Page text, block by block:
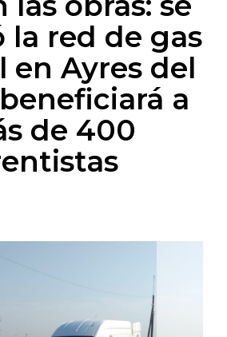
la red de gas
en Ayres del
a
de 400